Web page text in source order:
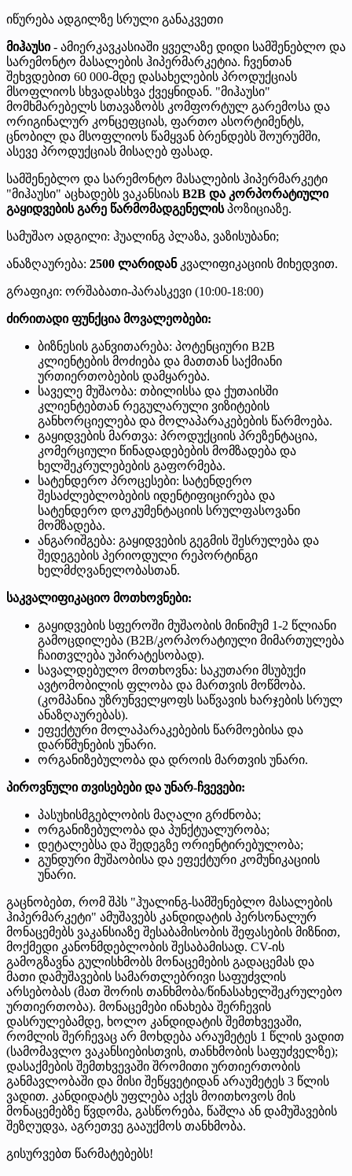
იწურება ადგილზე სრული განაკვეთი
მიჰაუსი- ამიერკავკასიაში ყველაზე დიდი სამშენებლო და
სარემონტო მასალების ჰიპერმარკეტია. ჩვენთან
შეხვდებით 60 000-მდე დასახელების პროდუქციას
მსოფლიოს სხვადასხვა ქვეყნიდან. "მიჰაუსი"
მომხმარებელს სთავაზობს კომფორტულ გარემოსა და
ორიგინალურ კონცეფციას, ფართო ასორტიმენტს,
ცნობილ და მსოფლიოს წამყვან ბრენდებს შოურუმში,
ასევე პროდუქციას მისაღებ ფასად.
სამშენებლო და სარემონტო მასალების ჰიპერმარკეტი
"მიჰაუსი" აცხადებს ვაკანსიას B2B და კორპორატიული
გაყიდვების გარე წარმომადგენელისპოზიციაზე.
სამუშაო ადგილი: ჰუალინგ პლაზა, ვაზისუბანი;
ანაზღაურება: 2500 ლარიდანკვალიფიკაციის მიხედვით.
გრაფიკი: ორშაბათი-პარასკევი (10:00-18:00)
ძირითადი ფუნქცია მოვალეობები:
ბიზნესის განვითარება: პოტენციური B2B
კლიენტების მოძიება და მათთან საქმიანი
ურთიერთობების დამყარება.
საველე მუშაობა: თბილისსა და ქუთაისში
კლიენტებთან რეგულარული ვიზიტების
განხორციელება და მოლაპარაკებების წარმოება.
გაყიდვების მართვა: პროდუქციის პრეზენტაცია,
კომერციული წინადადებების მომზადება და
ხელშეკრულებების გაფორმება.
სატენდერო პროცესები: სატენდერო
შესაძლებლობების იდენტიფიცირება და
სატენდერო დოკუმენტაციის სრულფასოვანი
მომზადება.
ანგარიშგება: გაყიდვების გეგმის შესრულება და
შედეგების პერიოდული რეპორტინგი
ხელმძღვანელობასთან.
საკვალიფიკაციო მოთხოვნები:
გაყიდვების სფეროში მუშაობის მინიმუმ 1-2 წლიანი
გამოცდილება (B2B/კორპორატიული მიმართულება
ჩაითვლება უპირატესობად).
სავალდებულო მოთხოვნა: საკუთარი მსუბუქი
ავტომობილის ფლობა და მართვის მოწმობა.
(კომპანია უზრუნველყოფს საწვავის ხარჯების სრულ
ანაზღაურებას).
ეფექტური მოლაპარაკებების წარმოებისა და
დარწმუნების უნარი.
ორგანიზებულობა და დროის მართვის უნარი.
პიროვნული თვისებები და უნარ-ჩვევები:
პასუხისმგებლობის მაღალი გრძნობა;
ორგანიზებულობა და პუნქტუალურობა;
დეტალებსა და შედეგზე ორიენტირებულობა;
გუნდური მუშაობისა და ეფექტური კომუნიკაციის
უნარი.
გაცნობებთ, რომ შპს "ჰუალინგ-სამშენებლო მასალების
ჰიპერმარკეტი" ამუშავებს კანდიდატის პერსონალურ
მონაცემებს ვაკანსიაზე შესაბამისობის შეფასების მიზნით,
მოქმედი კანონმდებლობის შესაბამისად. CV-ის
გამოგზავნა გულისხმობს მონაცემების გადაცემას და
მათი დამუშავების სამართლებრივი საფუძვლის
არსებობას (მათ შორის თანხმობა/წინასახელშეკრულებო
ურთიერთობა). მონაცემები ინახება შერჩევის
დასრულებამდე, ხოლო კანდიდატის შემთხვევაში,
რომლის შერჩევაც არ მოხდება არაუმეტეს 1 წლის ვადით
(სამომავლო ვაკანსიებისთვის, თანხმობის საფუძველზე);
დასაქმების შემთხვევაში შრომითი ურთიერთობის
განმავლობაში და მისი შეწყვეტიდან არაუმეტეს 3 წლის
ვადით. კანდიდატს უფლება აქვს მოითხოვოს მის
მონაცემებზე წვდომა, გასწორება, წაშლა ან დამუშავების
შეზღუდვა, აგრეთვე გააუქმოს თანხმობა.
გისურვებთ წარმატებებს!